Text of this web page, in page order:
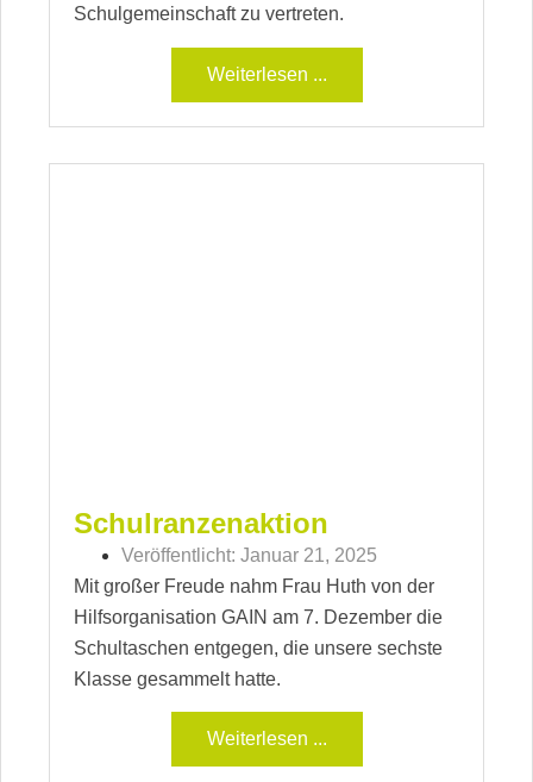
Schulgemeinschaft zu vertreten.
Weiterlesen ...
Schulranzenaktion
Veröffentlicht: Januar 21, 2025
Mit großer Freude nahm Frau Huth von der
Hilfsorganisation GAIN am 7. Dezember die
Schultaschen entgegen, die unsere sechste
Klasse gesammelt hatte.
Weiterlesen ...